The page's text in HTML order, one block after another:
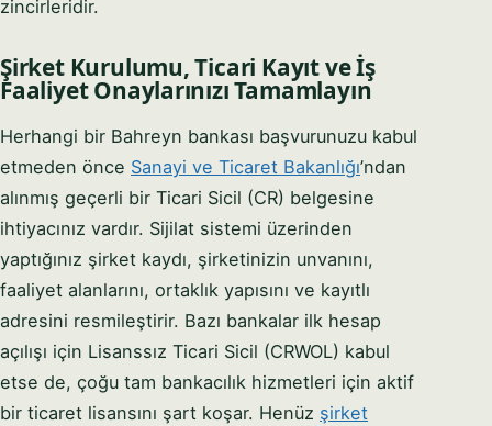
zincirleridir.
Şirket Kurulumu, Ticari Kayıt ve İş
Faaliyet Onaylarınızı Tamamlayın
Herhangi bir Bahreyn bankası başvurunuzu kabul
etmeden önce Sanayi ve Ticaret Bakanlığı’ndan
alınmış geçerli bir Ticari Sicil (CR) belgesine
ihtiyacınız vardır. Sijilat sistemi üzerinden
yaptığınız şirket kaydı, şirketinizin unvanını,
faaliyet alanlarını, ortaklık yapısını ve kayıtlı
adresini resmileştirir. Bazı bankalar ilk hesap
açılışı için Lisanssız Ticari Sicil (CRWOL) kabul
etse de, çoğu tam bankacılık hizmetleri için aktif
bir ticaret lisansını şart koşar. Henüz şirket